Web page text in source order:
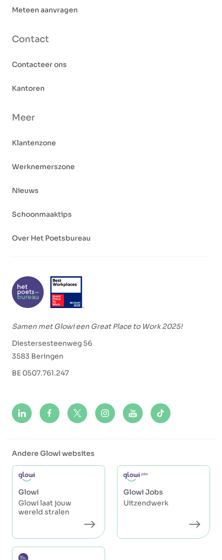
Samen met Glowi een Great Place to Work 2025!
Diestersesteenweg 56
3583 Beringen
BE 0507.761.247
Meteen aanvragen
Contact
Contacteer ons
Kantoren
Meer
Klantenzone
Werknemerszone
Nieuws
Schoonmaaktips
Over Het Poetsbureau
Andere Glowi websites
Glowi
Glowi laat jouw
wereld stralen
Glowi Jobs
Uitzendwerk